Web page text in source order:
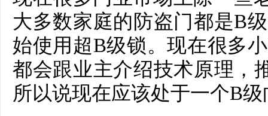
大多数家庭的防盗门都是B
始使用超B级锁。现在很多
都会跟业主介绍技术原理，
所以说现在应该处于一个B